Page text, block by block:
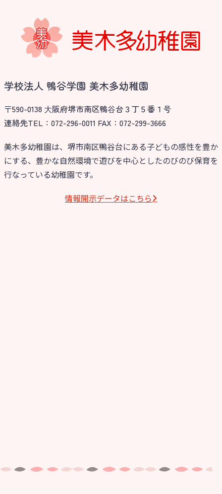
学校法人 鴨谷学園 美木多幼稚園
〒590-0138 ⼤阪府堺市南区鴨⾕台３丁５番１号
連絡先TEL：072-296-0011 FAX：072-299-3666
美木多幼稚園は、堺市南区鴨谷台にある子どもの感性を豊か
にする、豊かな自然環境で遊びを中心としたのびのび保育を
行なっている幼稚園です。
情報開⽰データはこちら
お知らせ
今日の幼稚園
園児募集要項
教職員募集
園のこと
園舎案内
安⼼・安全対策
1歳・2歳親子登園［マリポサクラ